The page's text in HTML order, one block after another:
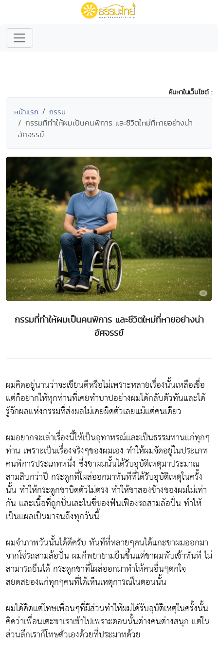
ค้นหาในเว็บไซต์ :
หน้าแรก กรรม
กรรมที่ทำให้ผมเป็นคนพิการ และชีวิตใหม่ที่หายอย่างน่า
อัศจรรย์
กรรมที่ทำให้ผมเป็นคนพิการ และชีวิตใหม่ที่หายอย่างน่า
อัศจรรย์
ผมคิดอยู่นานว่าจะเขียนดีหรือไม่เพราะหลายเรื่องนั้นเหลือเชื่อ
แต่ก็อยากให้ทุกท่านที่เคยทำบาปอย่างผมได้กลับตัวทันและได้
รู้จักผลแห่งกรรมที่ส่งผลไม่เคยผิดตัวเลยแม้แต่คนเดียว
ผมอยากจะเล่าเรื่องนี้ให้เป็นอุทาหรณ์และเป็นธรรมทานแก่ทุกๆ
ท่าน เพราะเป็นเรื่องจริงๆของผมเอง ทำให้ผมจัดอยู่ในประเภท
คนพิการประเภทหนึ่ง ซึ่งขาผมนั้นได้รับอุบัติเหตุมาประมาณ
สามสิบกว่าปี กระดูกที่โผล่ออกมาทันทีที่ได้รับอุบัติเหตุในครั้ง
นั้น ทำให้กระดูกขาบิดตัวไม่ตรง ทำให้ขาสองข้างของผมไม่เท่า
กัน และเนื้อที่ถูกปั่นเละในซี่ของฟันเฟืองรถสามล้อปั่น ทำให้
เป็นแผลเป็นมาจนถึงทุกวันนี้
ผมจำภาพวันนั้นได้ดีครับ ทันทีที่หลายๆคนได้แกะขาผมออกมา
จากโซ่รถสามล้อปั่น ผมก็พยายามยืนขึ้นแต่ขาผมพับเข้าทันที ไม่
สามารถยืนได้ กระดูกขาที่โผล่ออกมาทำให้คนอื่นๆตกใจ
สยดสยองแก่ทุกๆคนที่ได้เห็นเหตุการณ์ในตอนนั้น
ผมได้คิดแต่โทษเพื่อนๆที่มีส่วนทำให้ผมได้รับอุบัติเหตุในครั้งนั้น
คิดว่าเพื่อนเตะขาเราเข้าไปเพราะตอนนั้นต่างคนต่างสนุก แต่ใน
ส่วนลึกเราก็โทษตัวเองด้วยที่ประมาทด้วย